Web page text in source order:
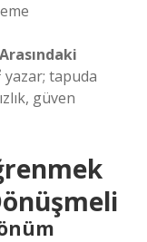
yazar; tapuda
güven